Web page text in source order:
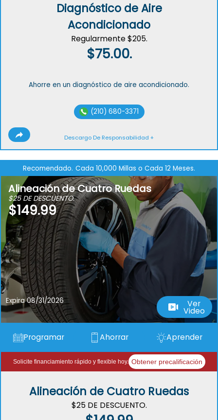
Diagnóstico de Aire
Acondicionado
Regularmente $205.
$75.00.
Ahorre en un diagnóstico de aire acondicionado.
(210) 680-3371
Descargo De Responsabilidad +
Recomendado. Cada 10,000 Millas o Cada 12 Meses.
Alineación de Cuatro Ruedas
$25 DE DESCUENTO.
$149.99
Expira 08/31/2026 Ver
Video
Programar Ahorrar Aprender
Solicite financiamiento rápido y flexible hoy. Obtener precalificación
Alineación de Cuatro Ruedas
$25 DE DESCUENTO.